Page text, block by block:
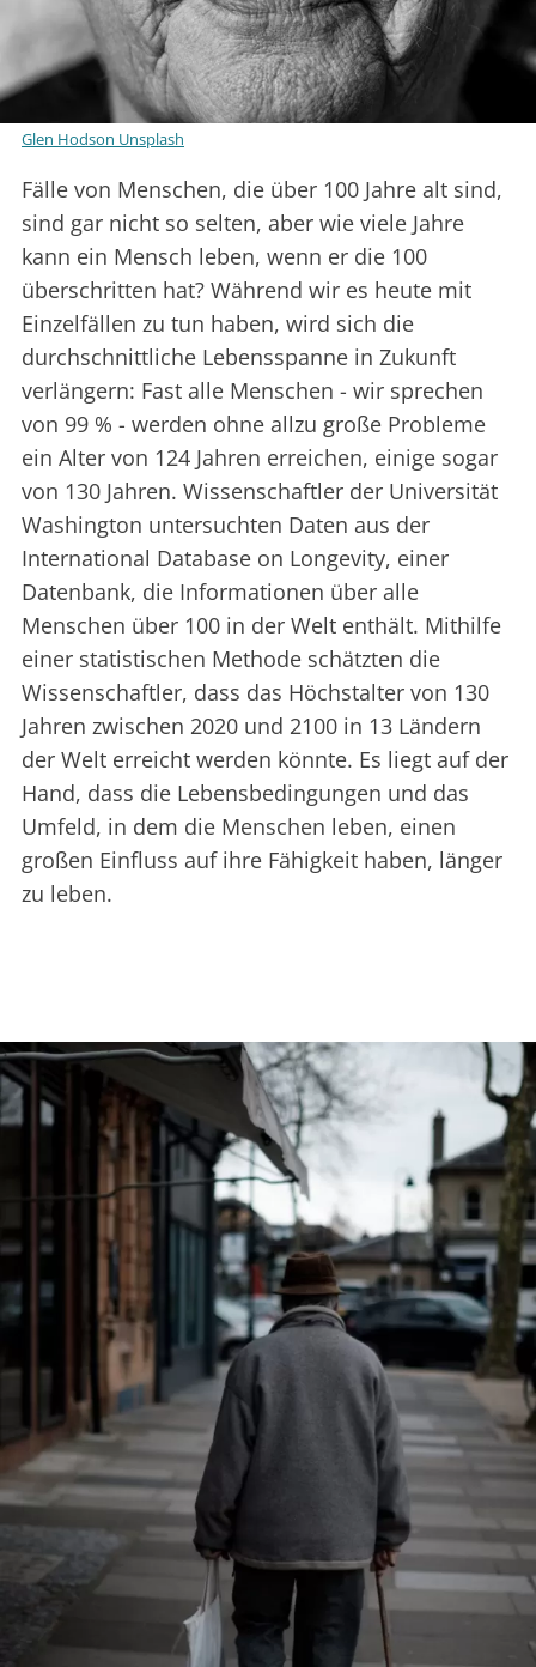
Glen Hodson Unsplash
Fälle von Menschen, die über 100 Jahre alt sind,
sind gar nicht so selten, aber wie viele Jahre
kann ein Mensch leben, wenn er die 100
überschritten hat? Während wir es heute mit
Einzelfällen zu tun haben, wird sich die
durchschnittliche Lebensspanne in Zukunft
verlängern: Fast alle Menschen - wir sprechen
von 99 % - werden ohne allzu große Probleme
ein Alter von 124 Jahren erreichen, einige sogar
von 130 Jahren. Wissenschaftler der Universität
Washington untersuchten Daten aus der
International Database on Longevity, einer
Datenbank, die Informationen über alle
Menschen über 100 in der Welt enthält. Mithilfe
einer statistischen Methode schätzten die
Wissenschaftler, dass das Höchstalter von 130
Jahren zwischen 2020 und 2100 in 13 Ländern
der Welt erreicht werden könnte. Es liegt auf der
Hand, dass die Lebensbedingungen und das
Umfeld, in dem die Menschen leben, einen
großen Einfluss auf ihre Fähigkeit haben, länger
zu leben.